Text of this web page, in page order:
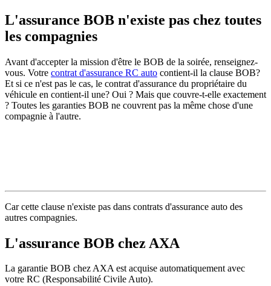
L'assurance BOB n'existe pas chez toutes
les compagnies
Avant d'accepter la mission d'être le BOB de la soirée, renseignez-
vous. Votre contrat d'assurance RC auto contient-il la clause BOB?
Et si ce n'est pas le cas, le contrat d'assurance du propriétaire du
véhicule en contient-il une? Oui ? Mais que couvre-t-elle exactement
? Toutes les garanties BOB ne couvrent pas la même chose d'une
compagnie à l'autre.
Car cette clause n'existe pas dans contrats d'assurance auto des
autres compagnies.
L'assurance BOB chez AXA
La garantie BOB chez AXA est acquise automatiquement avec
votre RC (Responsabilité Civile Auto).